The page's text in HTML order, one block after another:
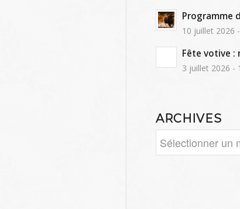
Programme
10 juillet 2026
Fête votive :
3 juillet 2026 -
ARCHIVES